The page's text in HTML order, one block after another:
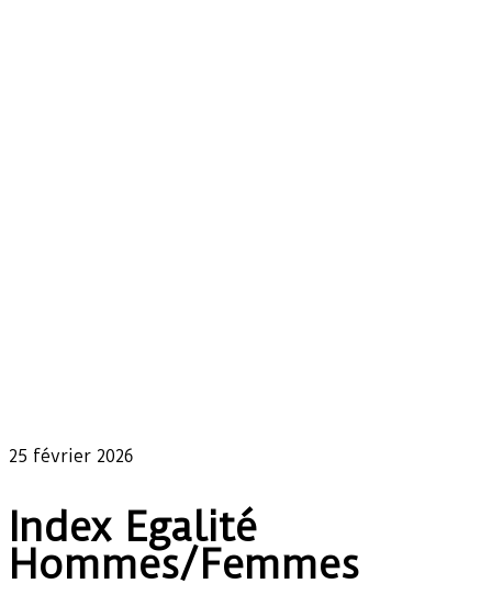
25 février 2026
Index Egalité
Hommes/Femmes